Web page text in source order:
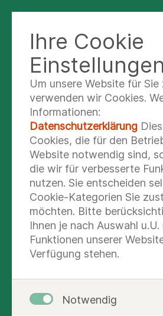
KLINIK NORD - OCHSENZOLL
Akute &
depressive
Station O55B
Unsere Station ist
Behandlung von Patienten mit
Erkrankungen und
Depression spezialisiert.
Ihre Cookie
Einstellungen
Um unsere Website für
verwenden wir Cookies.
Informationen:
Datenschutzerklärung
Cookies, die für den
Website notwendig sind,
die wir für verbesserte
nutzen. Sie entscheiden
Cookie-Kategorien Sie
möchten. Bitte
Ihnen je nach Auswahl
Funktionen unserer
Verfügung stehen.
Notwendig